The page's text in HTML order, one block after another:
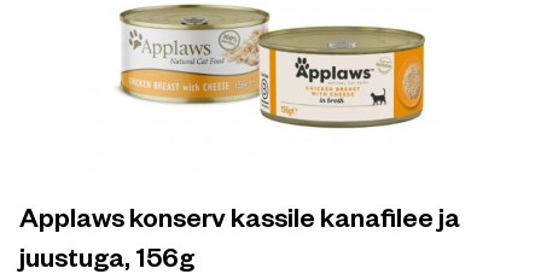
Applaws konserv kassile kanafilee ja
juustuga, 156g